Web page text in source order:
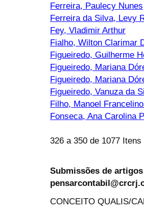
Ferreira, Paulecy Nunes
Ferreira da Silva, Levy
Fey, Vladimir Arthur
Fialho, Wilton Clarimar
Figueiredo, Guilherme
Figueiredo, Mariana
Figueiredo, Mariana
Figueiredo, Vanuza da
Filho, Manoel
Fonseca, Ana Carolina
326 a 350 de 1077
Submissões de
CONCEITO QUALIS/